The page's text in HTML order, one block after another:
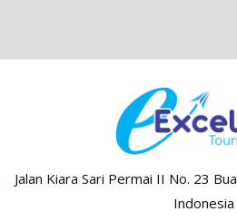
Jalan Kiara Sari Permai II No. 23
Indonesia